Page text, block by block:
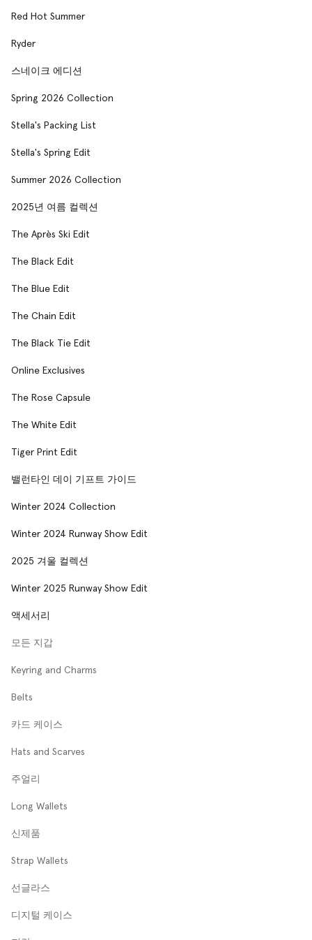
Red Hot Summer
Ryder
스네이크 에디션
Spring 2026 Collection
Stella's Packing List
Stella's Spring Edit
Summer 2026 Collection
2025년 여름 컬렉션
The Après Ski Edit
The Black Edit
The Blue Edit
The Chain Edit
The Black Tie Edit
Online Exclusives
The Rose Capsule
The White Edit
Tiger Print Edit
밸런타인 데이 기프트 가이드
Winter 2024 Collection
Winter 2024 Runway Show Edit
2025 겨울 컬렉션
Winter 2025 Runway Show Edit
액세서리
모든 지갑
Keyring and Charms
Belts
카드 케이스
Hats and Scarves
주얼리
Long Wallets
신제품
Strap Wallets
선글라스
디지털 케이스